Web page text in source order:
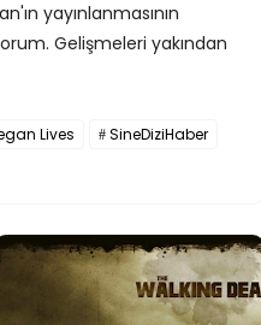
yayınlanmasının
Gelişmeleri yakından
Lives
SineDiziHaber